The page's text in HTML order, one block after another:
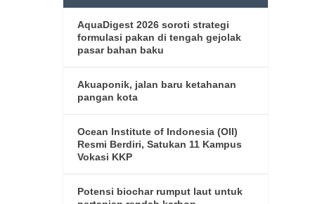
AquaDigest 2026 soroti strategi
formulasi pakan di tengah gejolak
pasar bahan baku
Akuaponik, jalan baru ketahanan
pangan kota
Ocean Institute of Indonesia (OII)
Resmi Berdiri, Satukan 11 Kampus
Vokasi KKP
Potensi biochar rumput laut untuk